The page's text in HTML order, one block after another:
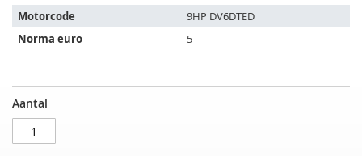
Motorcode
9HP DV6DTED
Norma euro
5
Roetfilter
CITROEN
Berlingo
OP
VOORRAAD
Aantal